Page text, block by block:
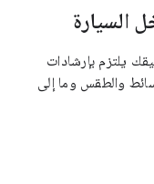
السيارة
يلتزم بإرشادات
والطقس وما إلى